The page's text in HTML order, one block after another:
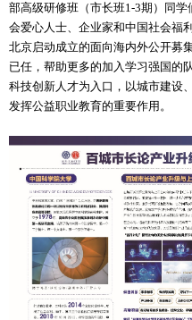
部高级研修班（市长班1-3期）同
会爱心人士、企业家和中国社会福
北京启动成立的面向海内外公开募
已任，帮助更多的加入学习强国的
科技创新人才为入口，以城市建设
发挥公益职业教育的重要作用。